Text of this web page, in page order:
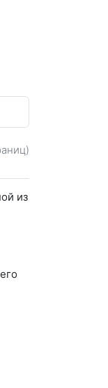
из